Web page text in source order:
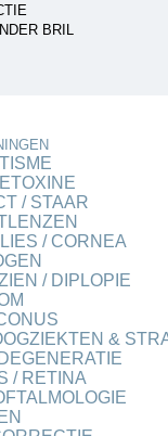
BRIL
/ STAAR
/ CORNEA
/ DIPLOPIE
&
/ RETINA